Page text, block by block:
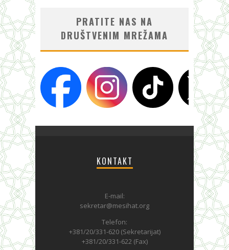
PRATITE NAS NA
DRUŠTVENIM MREŽAMA
KONTAKT
E-mail:
sekretar@mesihat.org
Telefon:
+381/20/331-620 (Sekretarijat)
+381/20/331-622 (Fax)